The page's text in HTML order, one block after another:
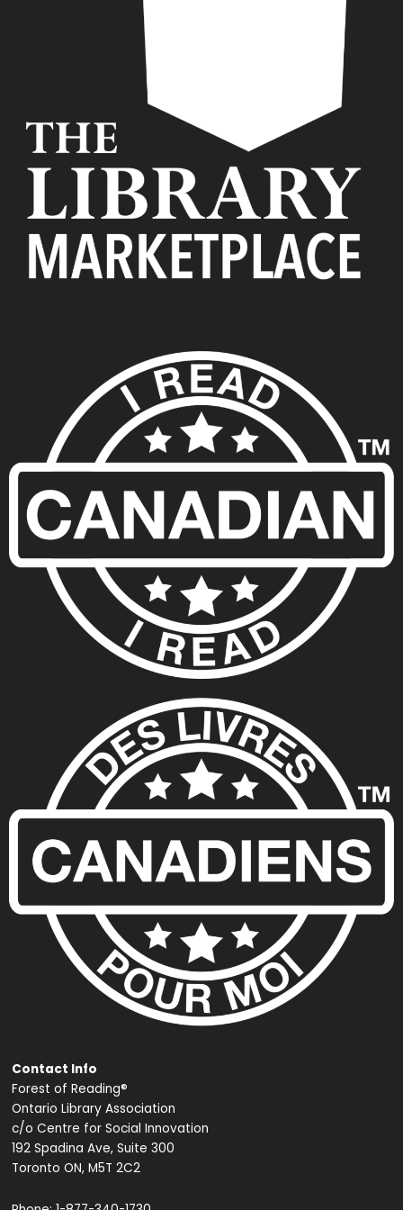
Contact Info
Forest of Reading®
Ontario Library Association
c/o Centre for Social Innovation
192 Spadina Ave, Suite 300
Toronto ON, M5T 2C2